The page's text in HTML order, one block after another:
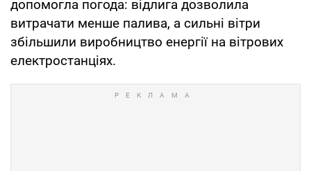
допомогла погода: відлига дозволила
витрачати менше палива, а сильні вітри
збільшили виробництво енергії на вітрових
електростанціях.